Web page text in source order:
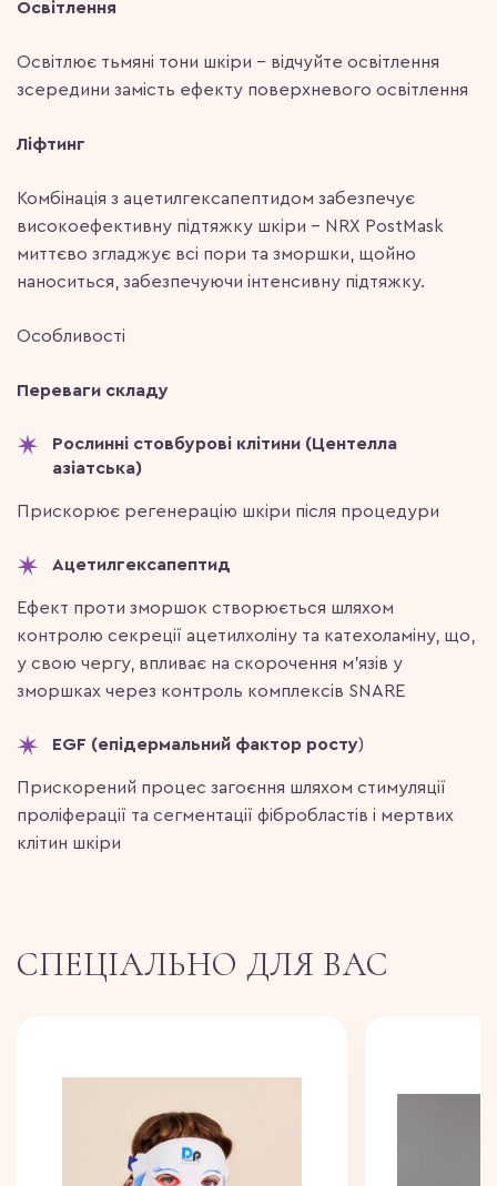
Освітлення
Освітлює тьмяні тони шкіри – відчуйте освітлення
зсередини замість ефекту поверхневого освітлення
Ліфтинг
Комбінація з ацетилгексапептидом забезпечує
високоефективну підтяжку шкіри – NRX PostMask
миттєво згладжує всі пори та зморшки, щойно
наноситься, забезпечуючи інтенсивну підтяжку.
Особливості
Переваги складу
Рослинні стовбурові клітини (Центелла
азіатська)
Прискорює регенерацію шкіри після процедури
Ацетилгексапептид
Ефект проти зморшок створюється шляхом
контролю секреції ацетилхоліну та катехоламіну, що,
у свою чергу, впливає на скорочення м’язів у
зморшках через контроль комплексів SNARE
EGF (епідермальний фактор росту)
Прискорений процес загоєння шляхом стимуляції
проліферації та сегментації фібробластів і мертвих
клітин шкіри
СПЕЦІАЛЬНО ДЛЯ ВАС